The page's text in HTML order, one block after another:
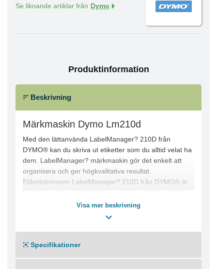
Se liknande artiklar från Dymo
Produktinformation
Beskrivning
Märkmaskin Dymo Lm210d
Med den lättanvända LabelManager? 210D från
DYMO® kan du skriva ut etiketter som du alltid velat ha
dem. LabelManager? märkmaskin gör det enkelt att
organisera och ger högkvalitativa resultat.
Etikettskrivaren LabelManager? 210D från DYMO® är
olika stilar och 8 olika ramar ger maskinen flexibilitet.
Den grafiska displayen på LabelManager? 210D ger en
Enheten kan spara senast utskrivna etikett och skriva ut
den igen med en knapptryckning. Enheten använder
Visa mer beskrivning
Specifikationer